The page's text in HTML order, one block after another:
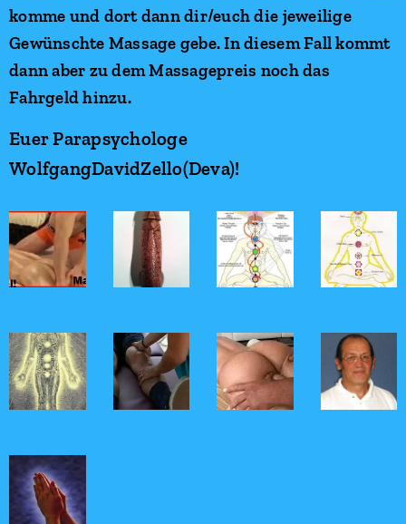
komme und dort dann dir/euch die jeweilige
Gewünschte Massage gebe. In diesem Fall kommt
dann aber zu dem Massagepreis noch das
Fahrgeld hinzu.
Euer Parapsychologe
WolfgangDavidZello(Deva)!